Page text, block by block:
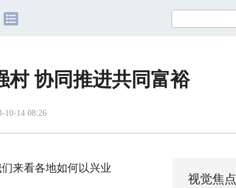
村 协同推进共同富裕
10-14 08:26
来看各地如何以兴业
视觉焦点